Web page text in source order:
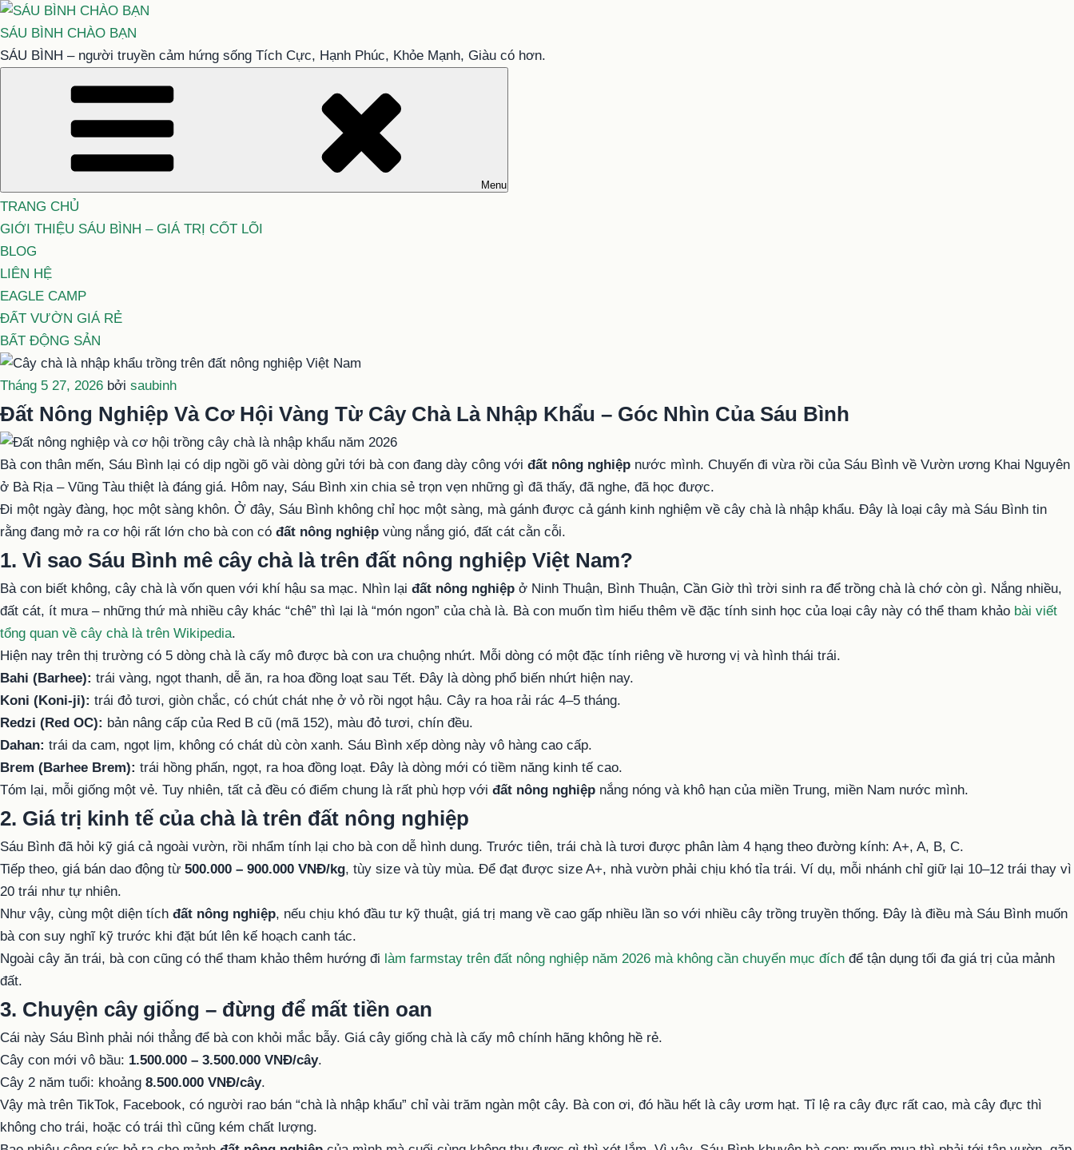
Chuyển
đến
phần
SÁU BÌNH CHÀO BẠN
SÁU BÌNH – người truyền cảm hứng sống Tích Cực, Hạnh Phúc, Khỏe Mạnh, Giàu có hơn.
Menu
TRANG CHỦ
GIỚI THIỆU SÁU BÌNH – GIÁ TRỊ CỐT LÕI
BLOG
LIÊN HỆ
EAGLE CAMP
ĐẤT VƯỜN GIÁ RẺ
BẤT ĐỘNG SẢN
Đăng
trong
Tháng 5 27, 2026 bởi saubinh
Đất Nông Nghiệp Và Cơ Hội Vàng Từ Cây Chà Là Nhập Khẩu – Góc Nhìn Của Sáu Bình
Bà con thân mến, Sáu Bình lại có dịp ngồi gõ vài dòng gửi tới bà con đang dày công với đất nông nghiệp nước mình. Chuyến đi vừa rồi của Sáu Bình về Vườn ương Khai Nguyên
ở Bà Rịa – Vũng Tàu thiệt là đáng giá. Hôm nay, Sáu Bình xin chia sẻ trọn vẹn những gì đã thấy, đã nghe, đã học được.
Đi một ngày đàng, học một sàng khôn. Ở đây, Sáu Bình không chỉ học một sàng, mà gánh được cả gánh kinh nghiệm về cây chà là nhập khẩu. Đây là loại cây mà Sáu Bình tin
rằng đang mở ra cơ hội rất lớn cho bà con có đất nông nghiệp vùng nắng gió, đất cát cằn cỗi.
1. Vì sao Sáu Bình mê cây chà là trên đất nông nghiệp Việt Nam?
Bà con biết không, cây chà là vốn quen với khí hậu sa mạc. Nhìn lại đất nông nghiệp ở Ninh Thuận, Bình Thuận, Cần Giờ thì trời sinh ra để trồng chà là chớ còn gì. Nắng nhiều,
đất cát, ít mưa – những thứ mà nhiều cây khác “chê” thì lại là “món ngon” của chà là. Bà con muốn tìm hiểu thêm về đặc tính sinh học của loại cây này có thể tham khảo bài viết
tổng quan về cây chà là trên Wikipedia.
Hiện nay trên thị trường có 5 dòng chà là cấy mô được bà con ưa chuộng nhứt. Mỗi dòng có một đặc tính riêng về hương vị và hình thái trái.
Bahi (Barhee): trái vàng, ngọt thanh, dễ ăn, ra hoa đồng loạt sau Tết. Đây là dòng phổ biến nhứt hiện nay.
Koni (Koni-ji): trái đỏ tươi, giòn chắc, có chút chát nhẹ ở vỏ rồi ngọt hậu. Cây ra hoa rải rác 4–5 tháng.
Redzi (Red OC): bản nâng cấp của Red B cũ (mã 152), màu đỏ tươi, chín đều.
Dahan: trái da cam, ngọt lịm, không có chát dù còn xanh. Sáu Bình xếp dòng này vô hàng cao cấp.
Brem (Barhee Brem): trái hồng phấn, ngọt, ra hoa đồng loạt. Đây là dòng mới có tiềm năng kinh tế cao.
Tóm lại, mỗi giống một vẻ. Tuy nhiên, tất cả đều có điểm chung là rất phù hợp với đất nông nghiệp nắng nóng và khô hạn của miền Trung, miền Nam nước mình.
2. Giá trị kinh tế của chà là trên đất nông nghiệp
Sáu Bình đã hỏi kỹ giá cả ngoài vườn, rồi nhẩm tính lại cho bà con dễ hình dung. Trước tiên, trái chà là tươi được phân làm 4 hạng theo đường kính: A+, A, B, C.
Tiếp theo, giá bán dao động từ 500.000 – 900.000 VNĐ/kg, tùy size và tùy mùa. Để đạt được size A+, nhà vườn phải chịu khó tỉa trái. Ví dụ, mỗi nhánh chỉ giữ lại 10–12 trái thay vì
20 trái như tự nhiên.
Như vậy, cùng một diện tích đất nông nghiệp, nếu chịu khó đầu tư kỹ thuật, giá trị mang về cao gấp nhiều lần so với nhiều cây trồng truyền thống. Đây là điều mà Sáu Bình muốn
bà con suy nghĩ kỹ trước khi đặt bút lên kế hoạch canh tác.
Ngoài cây ăn trái, bà con cũng có thể tham khảo thêm hướng đi làm farmstay trên đất nông nghiệp năm 2026 mà không cần chuyển mục đích để tận dụng tối đa giá trị của mảnh
đất.
3. Chuyện cây giống – đừng để mất tiền oan
Cái này Sáu Bình phải nói thẳng để bà con khỏi mắc bẫy. Giá cây giống chà là cấy mô chính hãng không hề rẻ.
Cây con mới vô bầu: 1.500.000 – 3.500.000 VNĐ/cây.
Cây 2 năm tuổi: khoảng 8.500.000 VNĐ/cây.
Vậy mà trên TikTok, Facebook, có người rao bán “chà là nhập khẩu” chỉ vài trăm ngàn một cây. Bà con ơi, đó hầu hết là cây ươm hạt. Tỉ lệ ra cây đực rất cao, mà cây đực thì
không cho trái, hoặc có trái thì cũng kém chất lượng.